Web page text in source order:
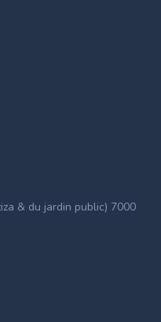
& du jardin public) 7000